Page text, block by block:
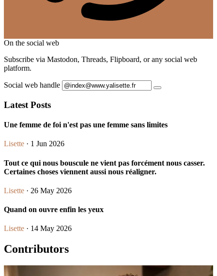
On the social web
Subscribe via Mastodon, Threads, Flipboard, or any social web
platform.
Social web handle
Latest Posts
Une femme de foi n'est pas une femme sans limites
Lisette · 1 Jun 2026
Tout ce qui nous bouscule ne vient pas forcément nous casser.
Certaines choses viennent aussi nous réaligner.
Lisette · 26 May 2026
Quand on ouvre enfin les yeux
Lisette · 14 May 2026
Contributors